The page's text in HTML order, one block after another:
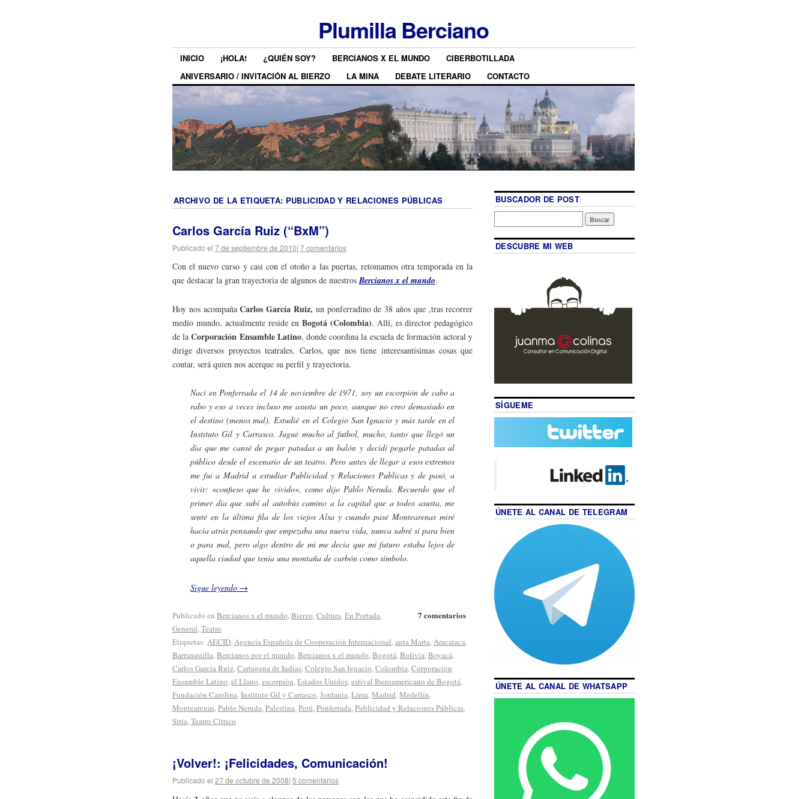
Plumilla Berciano
INICIO ¡HOLA! ¿QUIÉN SOY? BERCIANOS X EL MUNDO
CIBERBOTILLADA
ANIVERSARIO / INVITACIÓN AL BIERZO
LA MINA DEBATE LITERARIO CONTACTO
ARCHIVO DE LA ETIQUETA: PUBLICIDAD Y RELACIONES PÚBLICAS
Carlos García Ruiz (“BxM”)
Publicado el 7 de septiembre de 2010| 7 comentarios
Con el nuevo curso y casi con el otoño a las puertas, retomamos otra temporada en la
que destacar la gran trayectoria de algunos de nuestrosBercianos x el mundo.
Hoy nos acompañaCarlos García Ruiz, un ponferradino de 38 años que ,tras recorrer
medio mundo, actualmente reside en Bogotá (Colombia). Allí, es director pedagógico
de laCorporación Ensamble Latino, donde coordina la escuela de formación actoral y
dirige diversos proyectos teatrales. Carlos, que nos tiene interesantísimas cosas que
contar, será quien nos acerque su perfil y trayectoria.
Nací en Ponferrada el 14 de noviembre de 1971, soy un escorpión de cabo a
rabo y eso a veces incluso me asusta un poco, aunque no creo demasiado en
el destino (menos mal). Estudié en el Colegio San Ignacio y más tarde en el
Instituto Gil y Carrasco. Jugué mucho al futbol, mucho, tanto que llegó un
día que me cansé de pegar patadas a un balón y decidí pegarle patadas al
público desde el escenario de un teatro. Pero antes de llegar a esos extremos
me fui a Madrid a estudiar Publicidad y Relaciones Publicas y de pasó, a
vivir: «confieso que he vivido», como dijo Pablo Neruda. Recuerdo que el
primer día que subí al autobús camino a la capital que a todos asusta, me
senté en la última fila de los viejos Alsa y cuando pasé Montearenas miré
hacia atrás pensando que empezaba una nueva vida, nunca sabré si para bien
o para mal, pero algo dentro de mi me decía que mi futuro estaba lejos de
aquella ciudad que tenía una montaña de carbón como símbolo.
Sigue leyendo →
7 comentarios
Publicado en Bercianos x el mundo, Bierzo, Cultura, En Portada,
General, Teatro
Etiquetas: AECID, Agencia Española de Cooperación Internacional, anta Marta, Aracataca,
Barranquilla, Bercianos por el mundo, Bercianos x el mundo, Bogotá, Bolivia, Boyacá,
Carlos García Ruiz, Cartagena de Indias, Colegio San Ignacio, Colombia, Corporación
Ensamble Latino, el Llano, escorpión, Estados Unidos, estival Iberoamericano de Bogotá,
Fundación Carolina, Instituto Gil y Carrasco, Jordania, Lima, Madrid, Medellín,
Montearenas, Pablo Neruda, Palestina, Perú, Ponferrada, Publicidad y Relaciones Públicas,
Siria, Teatro Cítrico
¡Volver!: ¡Felicidades, Comunicación!
Publicado el 27 de octubre de 2008| 5 comentarios
BUSCADOR DE POST
DESCUBRE MI WEB
SÍGUEME
ÚNETE AL CANAL DE TELEGRAM
ÚNETE AL CANAL DE WHATSAPP